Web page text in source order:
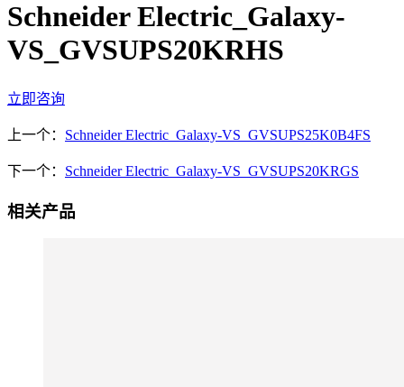
Schneider Electric_Galaxy-
VS_GVSUPS20KRHS
立即咨询
上一个： Schneider Electric_Galaxy-VS_GVSUPS25K0B4FS
下一个： Schneider Electric_Galaxy-VS_GVSUPS20KRGS
相关产品